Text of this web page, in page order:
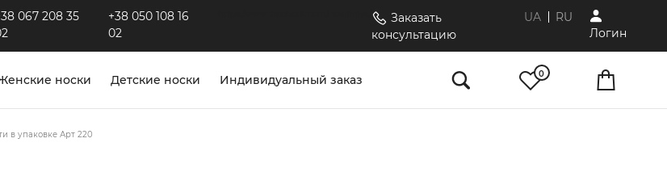
067 208 35
+38 050 108 16
02
Заказать
консультацию
UA
RU
Логин
носки Детские носки Индивидуальный заказ 0
в упаковке Арт 220